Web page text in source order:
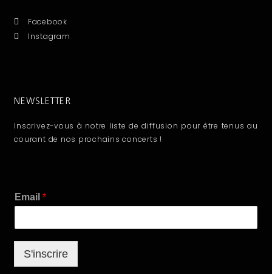
Facebook
Instagram
NEWSLETTER
Inscrivez-vous à notre liste de diffusion pour être tenus au
courant de nos prochains concerts !
E
m
i
l
Email*
S'inscrire